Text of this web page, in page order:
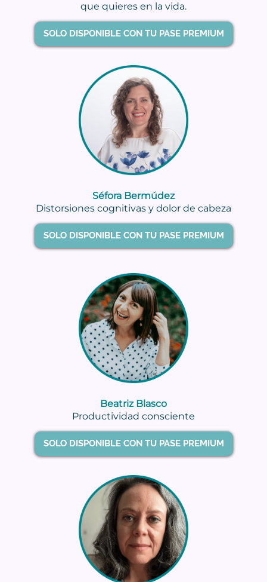
que quieres en la vida.
SOLO DISPONIBLE CON TU PASE PREMIUM
Séfora Bermúdez
Distorsiones cognitivas y dolor de cabeza
SOLO DISPONIBLE CON TU PASE PREMIUM
Beatriz Blasco
Productividad consciente
SOLO DISPONIBLE CON TU PASE PREMIUM